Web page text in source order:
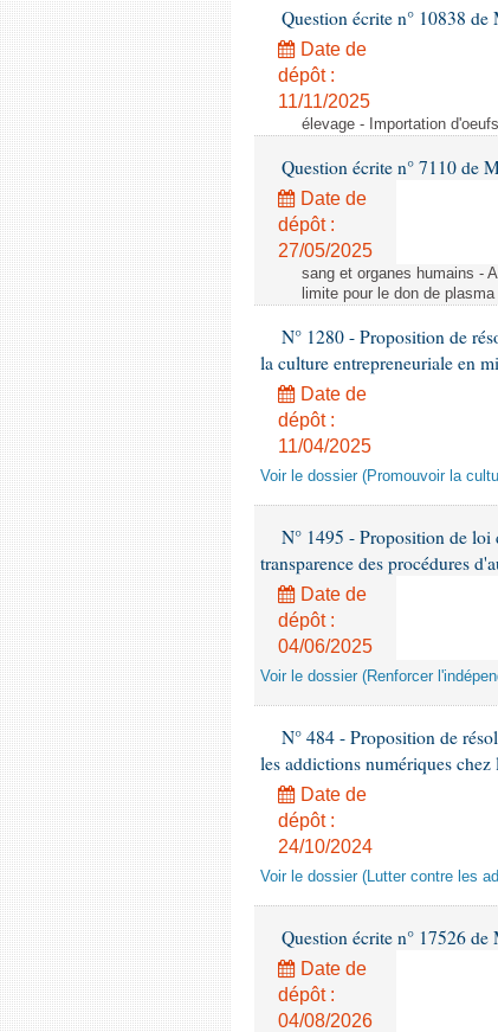
Question écrite n° 10838
Date de
dépôt :
11/11/2025
élevage - Importation
Question écrite n° 7110 de
Date de
dépôt :
27/05/2025
sang et organes humains -
limite pour le don de plasma
N° 1280 - Proposition de
la culture entrepreneuriale en
Date de
dépôt :
11/04/2025
Voir le dossier (Promouvoir la
N° 1495 - Proposition de
transparence des procédures
Date de
dépôt :
04/06/2025
Voir le dossier (Renforcer
N° 484 - Proposition de
les addictions numériques chez
Date de
dépôt :
24/10/2024
Voir le dossier (Lutter contre les
Question écrite n° 17526
Date de
dépôt :
04/08/2026